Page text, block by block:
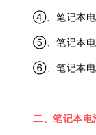
④、笔记本电
⑤、笔记本电
⑥、笔记本电
二、笔记本电